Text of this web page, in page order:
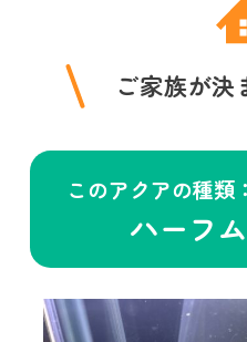
ご家族が決
このアクアの種類
ハーフ